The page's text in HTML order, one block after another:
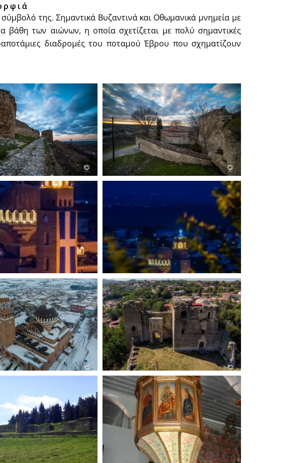
της. Σημαντικά Βυζαντινά και Οθωμανικά μνημεία με
βάθη των αιώνων, η οποία σχετίζεται με πολύ σημαντικές
διαδρομές του ποταμού Έβρου που σχηματίζουν